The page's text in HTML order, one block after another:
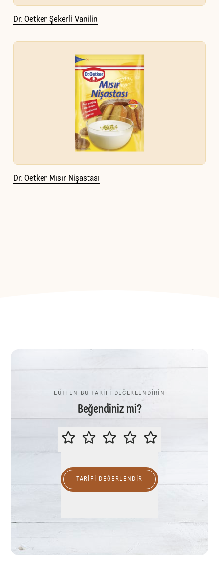
Dr. Oetker Şekerli Vanilin
Dr. Oetker Mısır Nişastası
LÜTFEN BU TARİFİ DEĞERLENDİRİN
Beğendiniz mi?
LÜTFEN BU TARİFİ
TARIFI DEĞERLENDİR